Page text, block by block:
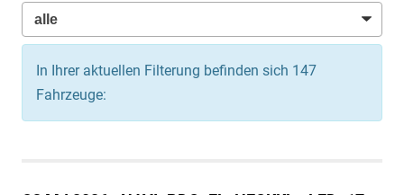
In Ihrer aktuellen Filterung befinden sich 147
Fahrzeuge: